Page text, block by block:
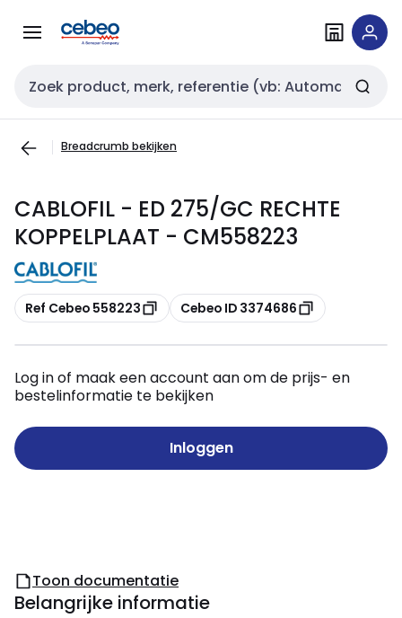
naar
naar
Zoekveld invoer
Breadcrumb bekijken
CABLOFIL - ED 275/GC RECHTE
KOPPELPLAAT - CM558223
Kopiëren
Ref Cebeo 558223 Kopiëren
Cebeo ID 3374686
Log in of maak een account aan om de prijs- en
bestelinformatie te bekijken
Inloggen
Toon documentatie
Belangrijke informatie